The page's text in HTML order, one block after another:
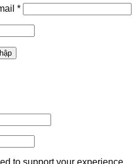
*
to support your experience